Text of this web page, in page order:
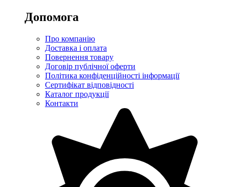
Допомога
Про компанію
Доставка і оплата
Повернення товару
Договір публічної оферти
Політика конфіденційності інформації
Сертифікат відповідності
Каталог продукції
Контакти